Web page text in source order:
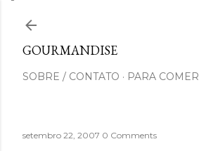
GOURMANDISE
SOBRE / CONTATO PARA COMER
setembro 22, 2007 0 Comments